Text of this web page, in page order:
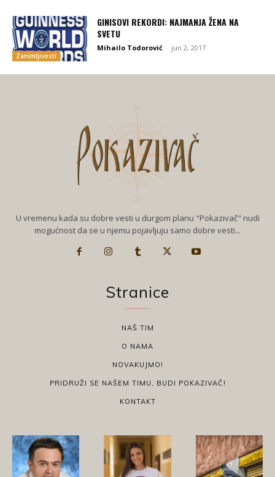
Zanimljivosti
GINISOVI REKORDI: NAJMANJA ŽENA NA
SVETU
Mihailo Todorović - jun 2, 2017
U vremenu kada su dobre vesti u durgom planu "Pokazivač" nudi
mogućnost da se u njemu pojavljuju samo dobre vesti...
Stranice
NAŠ TIM
O NAMA
NOVAKUJMO!
PRIDRUŽI SE NAŠEM TIMU, BUDI POKAZIVAČ!
KONTAKT